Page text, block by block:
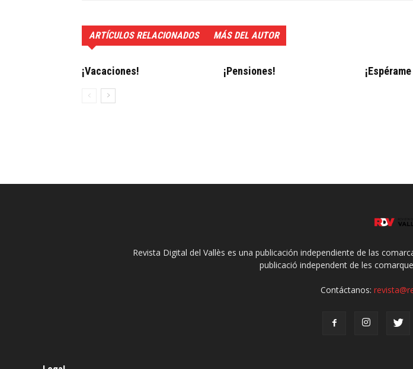
ARTÍCULOS RELACIONADOS MÁS DEL AUTOR
¡Vacaciones! ¡Pensiones!
Revista Digital del Vallès es una publicación independiente de las
publicació independent de les
Contáctanos: